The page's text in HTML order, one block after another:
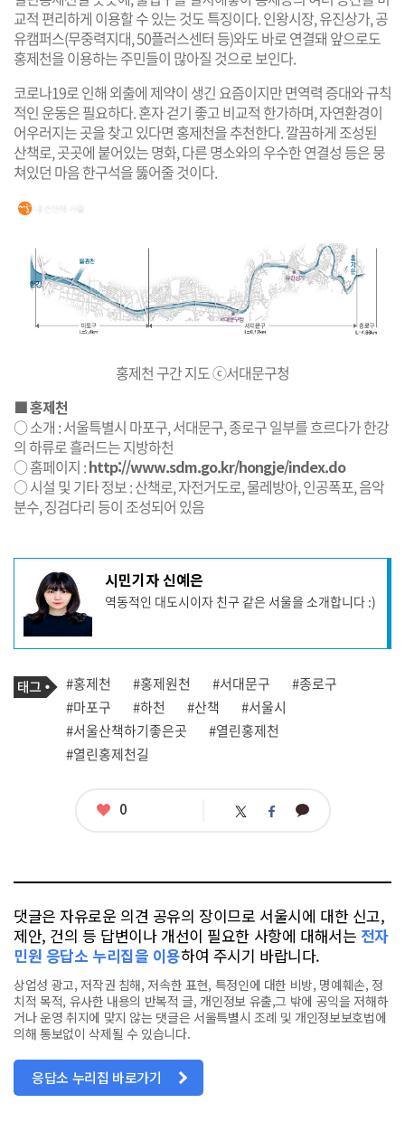
교적 편리하게 이용할 수 있는 것도 특징이다. 인왕시장, 유진상가, 공
유캠퍼스(무중력지대, 50플러스센터 등)와도 바로 연결돼 앞으로도
홍제천을 이용하는 주민들이 많아질 것으로 보인다.
코로나19로 인해 외출에 제약이 생긴 요즘이지만 면역력 증대와 규칙
적인 운동은 필요하다. 혼자 걷기 좋고 비교적 한가하며, 자연환경이
어우러지는 곳을 찾고 있다면 홍제천을 추천한다. 깔끔하게 조성된
산책로, 곳곳에 붙어있는 명화, 다른 명소와의 우수한 연결성 등은 뭉
쳐있던 마음 한구석을 뚫어줄 것이다.
홍제천 구간 지도 ⓒ서대문구청
■ 홍제천
○ 소개 : 서울특별시 마포구, 서대문구, 종로구 일부를 흐르다가 한강
의 하류로 흘러드는 지방하천
○ 홈페이지 :http://www.sdm.go.kr/hongje/index.do
○ 시설 및 기타 정보 : 산책로, 자전거도로, 물레방아, 인공폭포, 음악
분수, 징검다리 등이 조성되어 있음
작
성
자
프
필
시민기자 신예은
역동적인 대도시이자 친구 같은 서울을 소개합니다 :)
기
사
관
련
태
그
태
그
#홍제천 #홍제원천 #서대문구
#종로구
#마포구
#하천 #산책
#서울시
#서울산책하기좋은곳
#열린홍제천
#열린홍제천길
좋
0 트 페 카
댓글은 자유로운 의견 공유의 장이므로 서울시에 대한 신고,
제안, 건의 등 답변이나 개선이 필요한 사항에 대해서는 전자
민원 응답소 누리집을 이용하여 주시기 바랍니다.
상업성 광고, 저작권 침해, 저속한 표현, 특정인에 대한 비방, 명예훼손, 정
치적 목적, 유사한 내용의 반복적 글, 개인정보 유출,그 밖에 공익을 저해하
거나 운영 취지에 맞지 않는 댓글은 서울특별시 조례 및 개인정보보호법에
의해 통보없이 삭제될 수 있습니다.
응답소 누리집 바로가기